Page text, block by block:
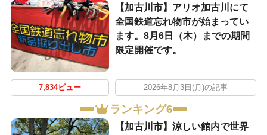
【加古川市】アリオ加古川にて
全国鉄道忘れ物市が始まってい
ます。8月6日（木）までの期間
限定開催です。
7,834ビュー 2026年8月3日(月)の記事
ランキング6
【加古川市】涼しい館内で世界